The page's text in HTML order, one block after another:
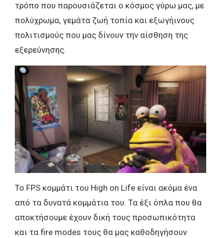
τρόπο που παρουσιάζεται ο κόσμος γύρω μας, με
πολύχρωμα, γεμάτα ζωή τοπία και εξωγήινους
πολιτισμούς που μας δίνουν την αίσθηση της
εξερεύνησης.
Το FPS κομμάτι του High on Life είναι ακόμα ένα
από τα δυνατά κομμάτια του. Τα έξι όπλα που θα
αποκτήσουμε έχουν δική τους προσωπικότητα
και τα fire modes τους θα μας καθοδηγήσουν